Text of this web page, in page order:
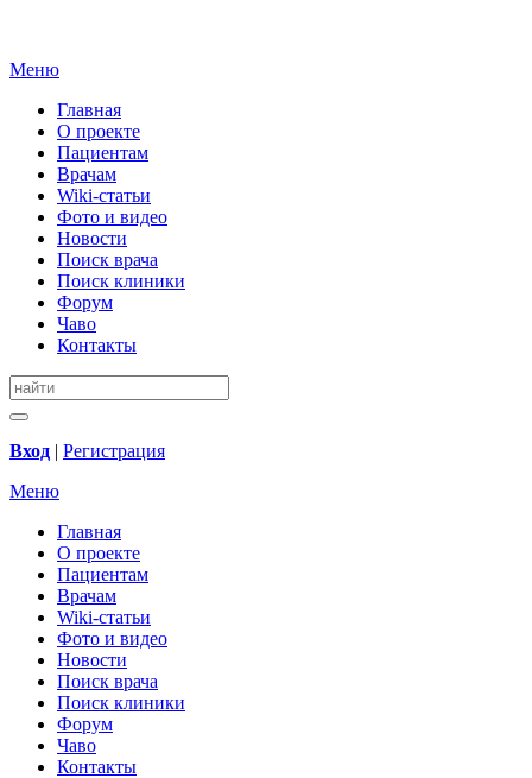
Меню
Главная
О проекте
Пациентам
Врачам
Wiki-статьи
Фото и видео
Новости
Поиск врача
Поиск клиники
Форум
Чаво
Контакты
Вход | Регистрация
Меню
Главная
О проекте
Пациентам
Врачам
Wiki-статьи
Фото и видео
Новости
Поиск врача
Поиск клиники
Форум
Чаво
Контакты